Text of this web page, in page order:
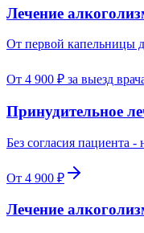
Лечение
От первой капельницы
От 4 900 ₽ за выезд
Принудительное
Без согласия пациента
От 4 900 ₽
Лечение